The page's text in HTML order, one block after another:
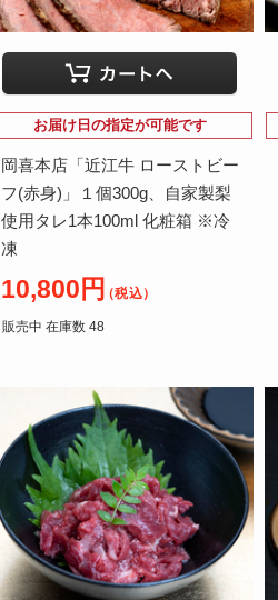
お届け日の指定が可能です
岡喜本店「近江牛 ローストビー
フ(赤身)」１個300g、自家製梨
使用タレ1本100ml 化粧箱 ※冷
凍
10,800円 （税込）
販売中 在庫数 48